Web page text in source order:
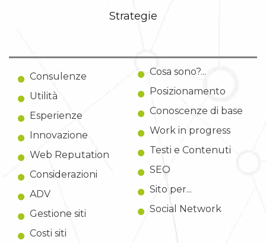
Strategie
Consulenze
Utilità
Esperienze
Innovazione
Web Reputation
Considerazioni
ADV
Gestione siti
Costi siti
Cosa sono?...
Posizionamento
Conoscenze di base
Work in progress
Testi e Contenuti
SEO
Sito per...
Social Network